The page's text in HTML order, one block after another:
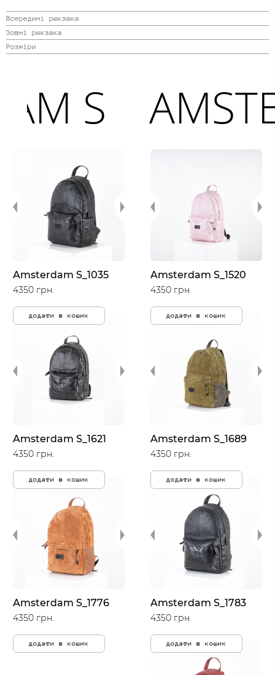
Всередині рюкзака
Зовні рюкзака
Розміри
S
Amsterdam S_1035
4350 грн.
додати в кошик
Amsterdam S_1520
4350 грн.
додати в кошик
Amsterdam S_1621
4350 грн.
додати в кошик
Amsterdam S_1689
4350 грн.
додати в кошик
Amsterdam S_1776
4350 грн.
додати в кошик
Amsterdam S_1783
4350 грн.
додати в кошик